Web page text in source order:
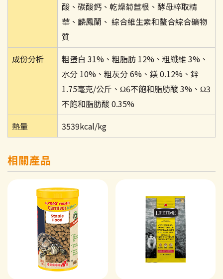
酸、碳酸鈣、乾燥菊苣根、酵母粹取精
華、麟鳳蘭、 綜合維生素和螯合綜合礦物
質
成份分析
粗蛋白 31%、粗脂肪 12%、粗纖維 3%、
水分 10%、粗灰分 6%、鎂 0.12%、鋅
1.75毫克/公斤、Ω6不飽和脂肪酸 3%、Ω3
不飽和脂肪酸 0.35%
熱量
3539kcal/kg
相關產品